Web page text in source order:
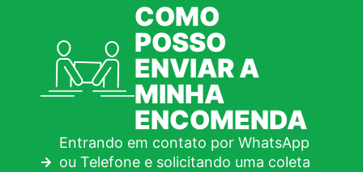
COMO
POSSO
ENVIAR A
MINHA
ENCOMENDA
Entrando em contato por WhatsApp
ou Telefone e solicitando uma coleta